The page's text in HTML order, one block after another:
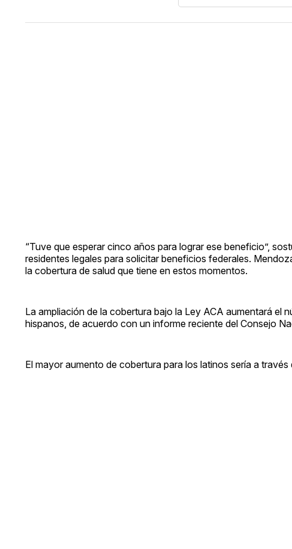
“Tuve que esperar cinco años para lograr ese beneficio”,
residentes legales para solicitar beneficios federales.
la cobertura de salud que tiene en estos momentos.
La ampliación de la cobertura bajo la Ley ACA aumentará el
hispanos, de acuerdo con un informe reciente del Consejo
El mayor aumento de cobertura para los latinos sería a